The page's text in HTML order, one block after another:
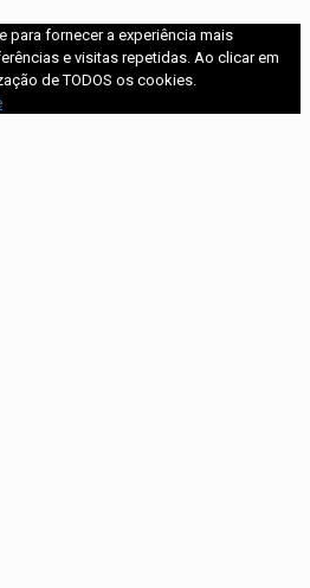
fornecer a experiência mais
e visitas repetidas. Ao clicar em
de TODOS os cookies.